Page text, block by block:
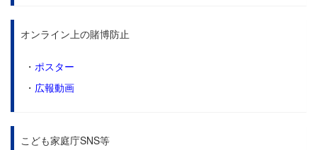
オンライン上の賭博防止
・ ポスター
・ 広報動画
こども家庭庁SNS等